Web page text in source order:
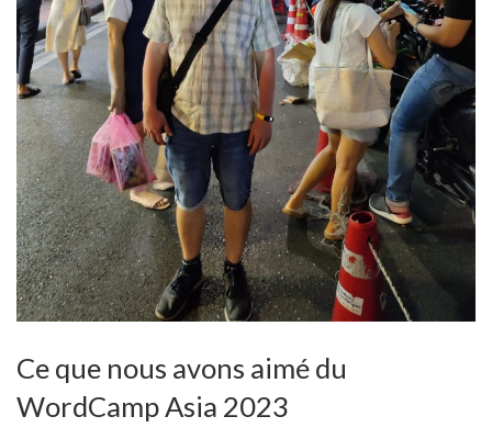
Ce que nous avons aimé du
WordCamp Asia 2023